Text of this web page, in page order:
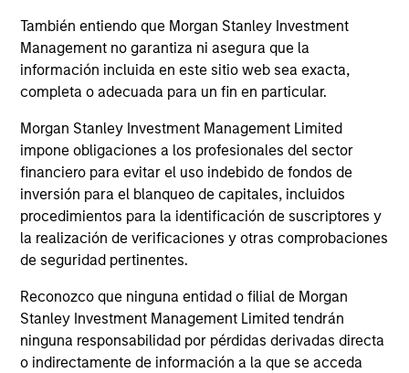
También entiendo que Morgan Stanley Investment
Management no garantiza ni asegura que la
información incluida en este sitio web sea exacta,
completa o adecuada para un fin en particular.
Morgan Stanley Investment Management Limited
impone obligaciones a los profesionales del sector
financiero para evitar el uso indebido de fondos de
inversión para el blanqueo de capitales, incluidos
procedimientos para la identificación de suscriptores y
la realización de verificaciones y otras comprobaciones
de seguridad pertinentes.
Reconozco que ninguna entidad o filial de Morgan
Stanley Investment Management Limited tendrán
ninguna responsabilidad por pérdidas derivadas directa
o indirectamente de información a la que se acceda
May not represent all Team Members.
The information on this page is for informational
purposes only. The information contained herein does
not constitute and should not be construed as an
offering of advisory services or an offer to sell or a
solicitation of an offer to buy any securities in any
jurisdiction in which such offer or solicitation,
purchase or sale would be unlawful under the
securities, insurance or other laws of such jurisdiction.
All investing involves risks, including a loss of principal.